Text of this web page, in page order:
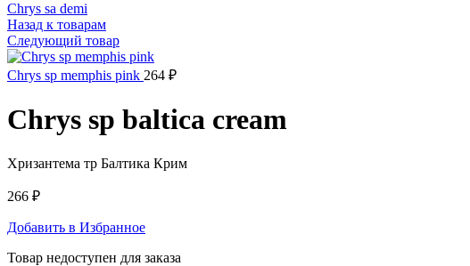
Chrys sa demi
Назад к товарам
Следующий товар
Chrys sp memphis pink 264 ₽
Chrys sp baltica cream
Хризантема тр Балтика Крим
266 ₽
Добавить в Избранное
Товар недоступен для заказа